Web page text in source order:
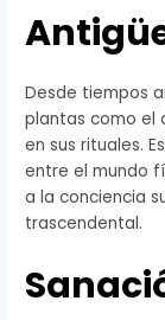
Desde tiempos
plantas como el
en sus rituales.
entre el mundo
a la conciencia
trascendental.